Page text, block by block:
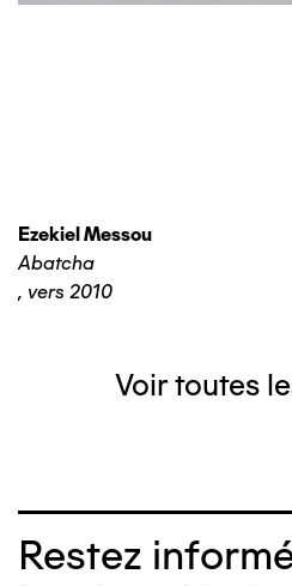
Ezekiel Messou
Abatcha
, vers 2010
Voir toutes
Restez